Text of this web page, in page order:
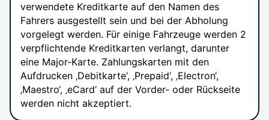
verwendete Kreditkarte auf den Namen des
Fahrers ausgestellt sein und bei der Abholung
vorgelegt werden. Für einige Fahrzeuge werden 2
verpflichtende Kreditkarten verlangt, darunter
eine Major-Karte. Zahlungskarten mit den
Aufdrucken ‚Debitkarte‘, ‚Prepaid‘, ‚Electron‘,
‚Maestro‘, ‚eCard‘ auf der Vorder- oder Rückseite
werden nicht akzeptiert.